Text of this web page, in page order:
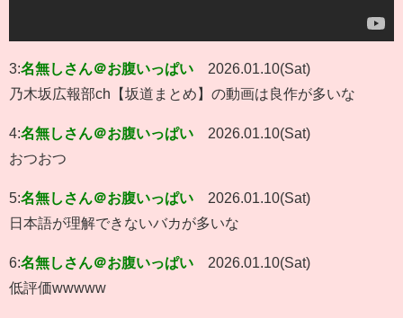
3:名無しさん＠お腹いっぱい
2026.01.10(Sat)
乃木坂広報部ch【坂道まとめ】の動画は良作が多いな
4:名無しさん＠お腹いっぱい
2026.01.10(Sat)
おつおつ
5:名無しさん＠お腹いっぱい
2026.01.10(Sat)
日本語が理解できないバカが多いな
6:名無しさん＠お腹いっぱい
2026.01.10(Sat)
低評価wwwww